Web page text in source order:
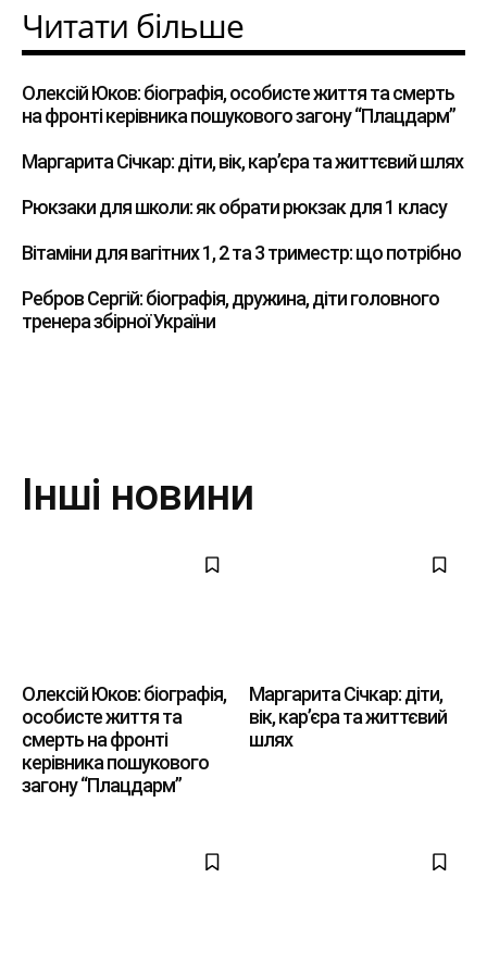
Читати більше
Олексій Юков: біографія, особисте життя та смерть
на фронті керівника пошукового загону “Плацдарм”
Маргарита Січкар: діти, вік, кар’єра та життєвий шлях
Рюкзаки для школи: як обрати рюкзак для 1 класу
Вітаміни для вагітних 1, 2 та 3 триместр: що потрібно
Ребров Сергій: біографія, дружина, діти головного
тренера збірної України
Інші новини
Олексій Юков: біографія,
особисте життя та
смерть на фронті
керівника пошукового
загону “Плацдарм”
Маргарита Січкар: діти,
вік, кар’єра та життєвий
шлях